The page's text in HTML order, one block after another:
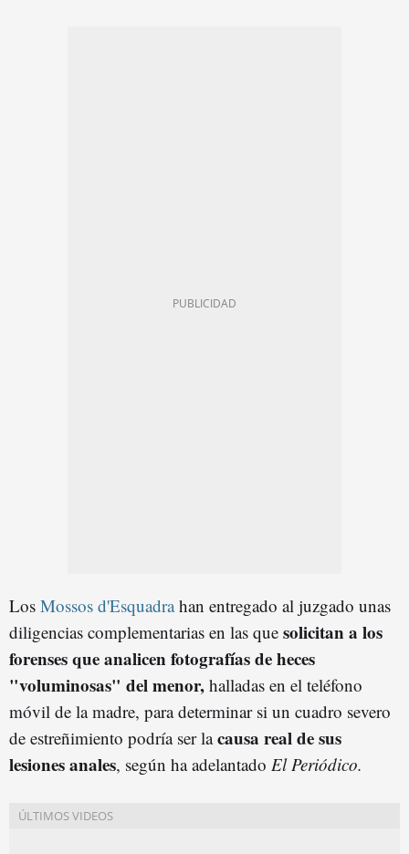
Los Mossos d'Esquadrahan entregado al juzgado unas
diligencias complementarias en las que solicitan a los
forenses que analicen fotografías de heces
"voluminosas" del menor, halladas en el teléfono
móvil de la madre, para determinar si un cuadro severo
de estreñimiento podría ser lacausa real de sus
lesiones anales, según ha adelantado El Periódico.